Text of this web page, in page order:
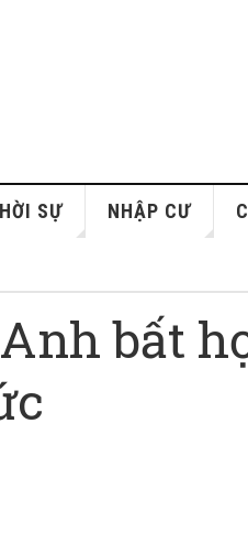
SỰ NHẬP CƯ
bất